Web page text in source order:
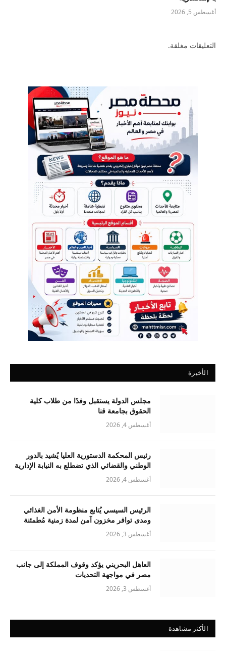
أغسطس 5, 2026
التعليقات مغلقة.
الأخيرة
مجلس الدولة يستقبل وفدًا من طلاب كلية
الحقوق بجامعة قنا
أغسطس 4, 2026
رئيس المحكمة الدستورية العليا يُشيد بالدور
الوطني والقضائي الذي تضطلع به النيابة الإدارية
أغسطس 4, 2026
الرئيس السيسي يُتابع منظومة الأمن الغذائي
ومدى توافر مخزون آمن لمدة زمنية مُطمئنة
أغسطس 3, 2026
العاهل البحريني يؤكد وقوف المملكة إلى جانب
مصر في مواجهة التحديات
أغسطس 3, 2026
الأكثر مشاهدة